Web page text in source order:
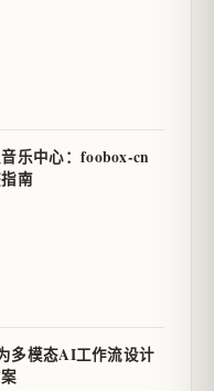
乐中心：foobox-cn
南
多模态AI工作流设计